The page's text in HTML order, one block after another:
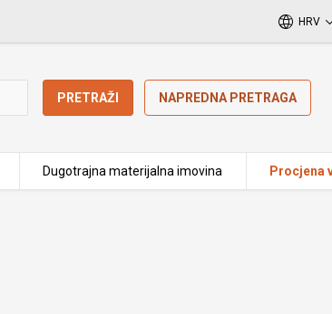
HRV
PRETRAŽI NAPREDNA PRETRAGA
Dugotrajna materijalna imovina Procjena